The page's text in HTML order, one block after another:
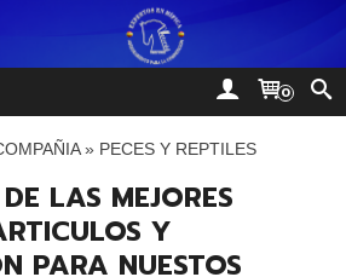
0
» PECES Y REPTILES
LAS MEJORES
Y
PARA NUESTOS